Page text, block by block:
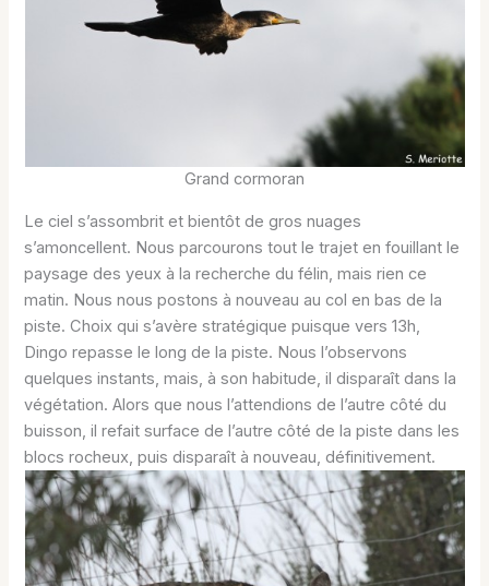
Grand cormoran
Le ciel s’assombrit et bientôt de gros nuages
s’amoncellent. Nous parcourons tout le trajet en fouillant le
paysage des yeux à la recherche du félin, mais rien ce
matin. Nous nous postons à nouveau au col en bas de la
piste. Choix qui s’avère stratégique puisque vers 13h,
Dingo repasse le long de la piste. Nous l’observons
quelques instants, mais, à son habitude, il disparaît dans la
végétation. Alors que nous l’attendions de l’autre côté du
buisson, il refait surface de l’autre côté de la piste dans les
blocs rocheux, puis disparaît à nouveau, définitivement.